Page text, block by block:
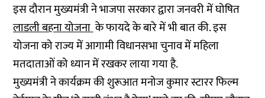
इस दौरान मुख्यमंत्री ने भाजपा सरकार द्वारा जनवरी में घोषित
लाडली बहना योजनाके फायदे के बारे में भी बात की. इस
योजना को राज्य में आगामी विधानसभा चुनाव में महिला
मतदाताओं को ध्यान में रखकर लाया गया है.
मुख्यमंत्री ने कार्यक्रम की शुरूआत मनोज कुमार स्टारर फिल्म